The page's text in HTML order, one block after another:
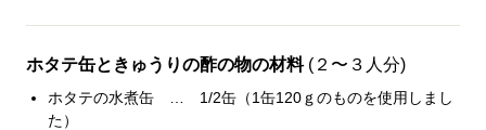
ホタテ缶ときゅうりの酢の物の材料 (２〜３人分)
ホタテの水煮缶 … 1/2缶（1缶120ｇのものを使用しまし
た）